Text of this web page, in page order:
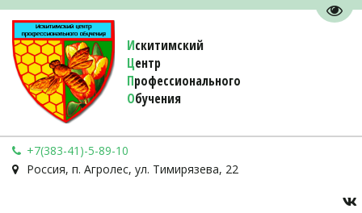
Искитимский
Центр
Профессионального
Обучения
+7(383-41)-5-89-10
Россия, п. Агролес, ул. Тимирязева, 22